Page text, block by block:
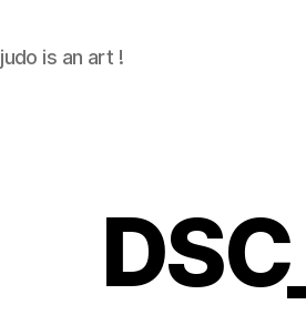
judo is an art !